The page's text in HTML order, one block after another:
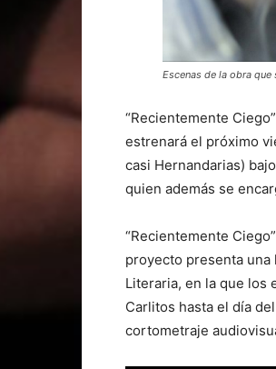
Escenas de la obra que
“Recientemente
estrenará el próximo
casi Hernandarias)
quien además se
“Recientemente
proyecto presenta una
Literaria, en la que los
Carlitos hasta el día
cortometraje